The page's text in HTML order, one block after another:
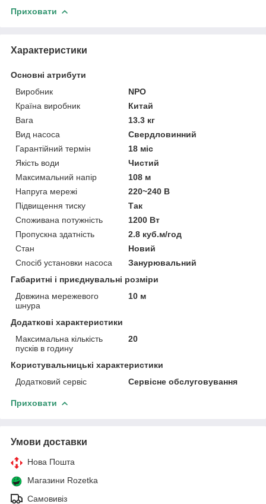
Приховати
Характеристики
Основні атрибути
Виробник
NPO
Країна виробник
Китай
Вага
13.3 кг
Вид насоса
Свердловинний
Гарантійний термін
18 міс
Якість води
Чистий
Максимальний напір
108 м
Напруга мережі
220~240 В
Підвищення тиску
Так
Споживана потужність
1200 Вт
Пропускна здатність
2.8 куб.м/год
Стан
Новий
Спосіб установки насоса
Занурювальний
Габаритні і приєднувальні розміри
Довжина мережевого
шнура
10 м
Додаткові характеристики
Максимальна кількість
пусків в годину
20
Користувальницькі характеристики
Додатковий сервіс
Сервісне обслуговування
Приховати
Умови доставки
Нова Пошта
Магазини Rozetka
Самовивіз